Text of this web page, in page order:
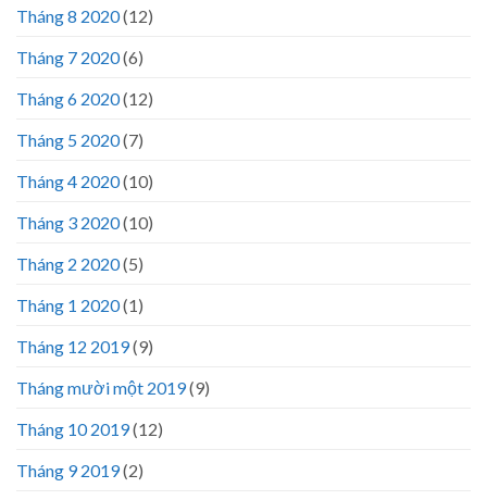
Tháng 8 2020(12)
Tháng 7 2020(6)
Tháng 6 2020(12)
Tháng 5 2020(7)
Tháng 4 2020(10)
Tháng 3 2020(10)
Tháng 2 2020(5)
Tháng 1 2020(1)
Tháng 12 2019(9)
Tháng mười một 2019(9)
Tháng 10 2019(12)
Tháng 9 2019(2)